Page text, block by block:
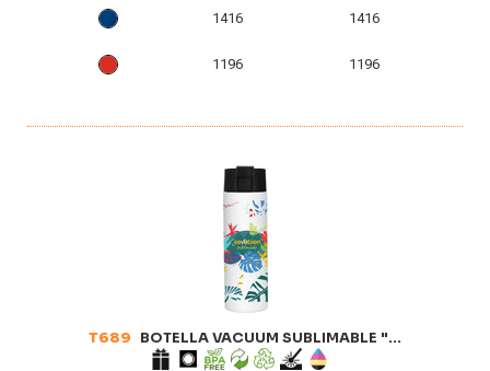
1416 1416
1196 1196
T689 BOTELLA VACUUM SUBLIMABLE "...